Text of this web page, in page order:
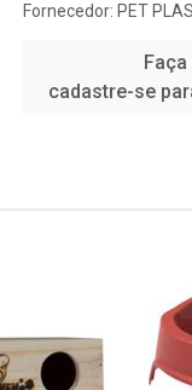
Fornecedor: PET
cadastre-se